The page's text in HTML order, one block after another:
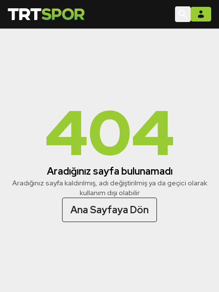
404
Aradığınız sayfa bulunamadı
Aradığınız sayfa kaldırılmış, adı değiştirilmiş ya da geçici olarak
kullanım dışı olabilir
Ana Sayfaya Dön